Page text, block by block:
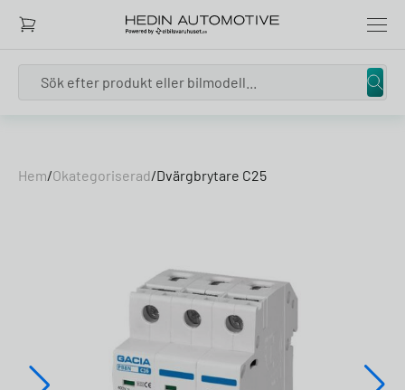
Hem/Okategoriserad/Dvärgbrytare C25